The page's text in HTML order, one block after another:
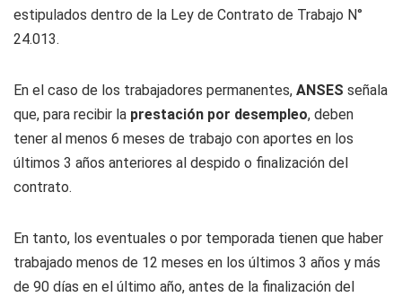
estipulados dentro de la Ley de Contrato de Trabajo N°
24.013.
En el caso de los trabajadores permanentes, ANSES señala
que, para recibir la prestación por desempleo, deben
tener al menos 6 meses de trabajo con aportes en los
últimos 3 años anteriores al despido o finalización del
contrato.
En tanto, los eventuales o por temporada tienen que haber
trabajado menos de 12 meses en los últimos 3 años y más
de 90 días en el último año, antes de la finalización del